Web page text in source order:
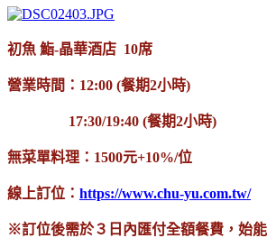
初魚 鮨-晶華酒店 10席
營業時間：12:00 (餐期2小時)
17:30/19:40 (餐期2小時)
無菜單料理：1500元+10%/位
線上訂位： https://www.chu-yu.com.tw/
※訂位後需於３日內匯付全額餐費，始